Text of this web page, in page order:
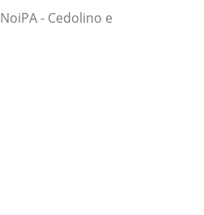
NoiPA - Cedolino e